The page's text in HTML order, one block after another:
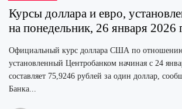
Курсы доллара и евро,
на понедельник, 26 января 2026
Официальный курс доллара США по
установленный Центробанком начиная с 24
составляет 75,9246 рублей за один доллар,
Банка...